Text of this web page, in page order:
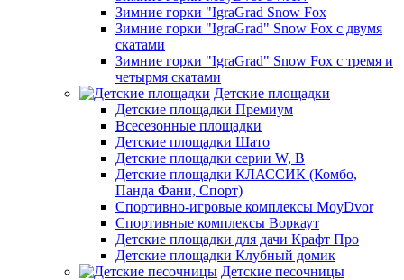
Зимние горки "IgraGrad Snow Fox
Зимние горки "IgraGrad" Snow Fox с двумя
скатами
Зимние горки "IgraGrad" Snow Fox с тремя и
четырмя скатами
Детские площадки
Детские площадки Премиум
Всесезонные площадки
Детские площадки Шато
Детские площадки серии W, В
Детские площадки КЛАССИК (Комбо,
Панда Фани, Спорт)
Спортивно-игровые комплексы MoyDvor
Спортивные комплексы Воркаут
Детские площадки для дачи Крафт Про
Детские площадки Клубный домик
Детские песочницы